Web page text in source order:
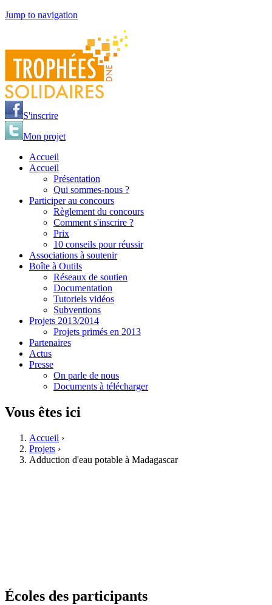
Jump to navigation
S'inscrire
Mon projet
Accueil
Accueil
Présentation
Qui sommes-nous ?
Participer au concours
Règlement du concours
Comment s'inscrire ?
Prix
10 conseils pour réussir
Associations à soutenir
Boîte à Outils
Réseaux de soutien
Documentation
Tutoriels vidéos
Subventions
Projets 2013/2014
Projets primés en 2013
Partenaires
Actus
Presse
On parle de nous
Documents à télécharger
Vous êtes ici
Accueil ›
Projets ›
Adduction d'eau potable à Madagascar
Écoles des participants